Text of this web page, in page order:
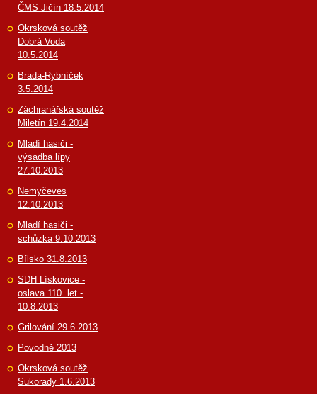
ČMS Jičín 18.5.2014
Okrsková soutěž
Dobrá Voda
10.5.2014
Brada-Rybníček
3.5.2014
Záchranářská soutěž
Miletín 19.4.2014
Mladí hasiči -
výsadba lípy
27.10.2013
Nemyčeves
12.10.2013
Mladí hasiči -
schůzka 9.10.2013
Bílsko 31.8.2013
SDH Lískovice -
oslava 110. let -
10.8.2013
Grilování 29.6.2013
Povodně 2013
Okrsková soutěž
Sukorady 1.6.2013